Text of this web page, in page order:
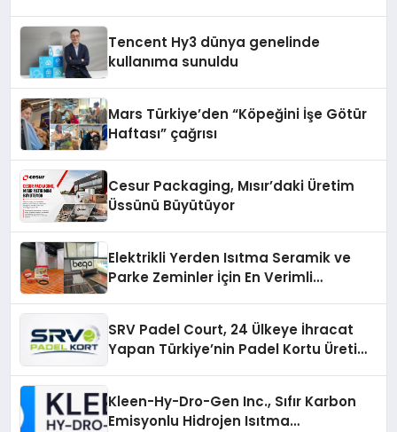
Tencent Hy3 dünya genelinde
kullanıma sunuldu
Mars Türkiye’den “Köpeğini İşe Götür
Haftası” çağrısı
Cesur Packaging, Mısır’daki Üretim
Üssünü Büyütüyor
Elektrikli Yerden Isıtma Seramik ve
Parke Zeminler İçin En Verimli
SRV Padel Court, 24 Ülkeye İhracat
Yapan Türkiye’nin Padel Kortu Üretim
Kleen-Hy-Dro-Gen Inc., Sıfır Karbon
Emisyonlu Hidrojen Isıtma